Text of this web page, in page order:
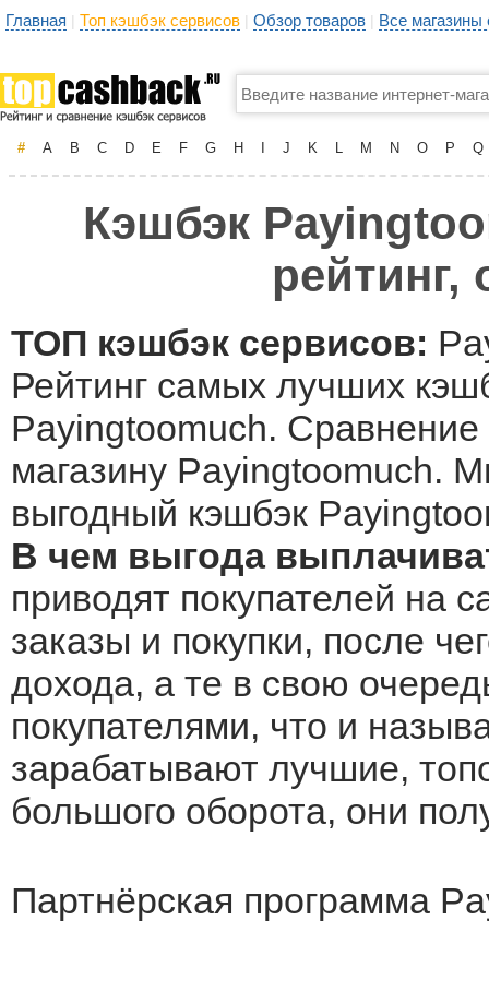
Главная | Топ кэшбэк сервисов | Обзор товаров | Все
# A B C D E F G H J K L M N O P Q
Кэшбэк
ТОП кэшбэк сервисов:
Рейтинг самых лучших
Payingtoomuch. Сравнение
магазину Payingtoomuch.
выгодный кэшбэк
В чем выгода
приводят покупателей на
заказы и покупки, после
дохода, а те в свою
покупателями, что и
зарабатывают лучшие,
большого оборота, они
Партнёрская программа